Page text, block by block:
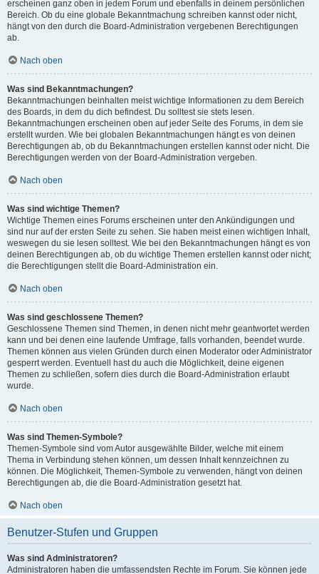
erscheinen ganz oben in jedem Forum und ebenfalls in deinem persönlichen
Bereich. Ob du eine globale Bekanntmachung schreiben kannst oder nicht,
hängt von den durch die Board-Administration vergebenen Berechtigungen
ab.
Nach oben
Was sind Bekanntmachungen?
Bekanntmachungen beinhalten meist wichtige Informationen zu dem Bereich
des Boards, in dem du dich befindest. Du solltest sie stets lesen.
Bekanntmachungen erscheinen oben auf jeder Seite des Forums, in dem sie
erstellt wurden. Wie bei globalen Bekanntmachungen hängt es von deinen
Berechtigungen ab, ob du Bekanntmachungen erstellen kannst oder nicht. Die
Berechtigungen werden von der Board-Administration vergeben.
Nach oben
Was sind wichtige Themen?
Wichtige Themen eines Forums erscheinen unter den Ankündigungen und
sind nur auf der ersten Seite zu sehen. Sie haben meist einen wichtigen Inhalt,
weswegen du sie lesen solltest. Wie bei den Bekanntmachungen hängt es von
deinen Berechtigungen ab, ob du wichtige Themen erstellen kannst oder nicht;
die Berechtigungen stellt die Board-Administration ein.
Nach oben
Was sind geschlossene Themen?
Geschlossene Themen sind Themen, in denen nicht mehr geantwortet werden
kann und bei denen eine laufende Umfrage, falls vorhanden, beendet wurde.
Themen können aus vielen Gründen durch einen Moderator oder Administrator
gesperrt werden. Eventuell hast du auch die Möglichkeit, deine eigenen
Themen zu schließen, sofern dies durch die Board-Administration erlaubt
wurde.
Nach oben
Was sind Themen-Symbole?
Themen-Symbole sind vom Autor ausgewählte Bilder, welche mit einem
Thema in Verbindung stehen können, um dessen Inhalt kennzeichnen zu
können. Die Möglichkeit, Themen-Symbole zu verwenden, hängt von deinen
Berechtigungen ab, die die Board-Administration gesetzt hat.
Nach oben
Benutzer-Stufen und Gruppen
Was sind Administratoren?
Administratoren haben die umfassendsten Rechte im Forum. Sie können jede